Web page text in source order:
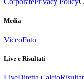
CorporatePrivacy Policy
Media
VideoFoto
Live e Risultati
LiveDiretta Calcio